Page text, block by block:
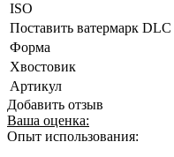
ISO
Поставить ватермарк DLC
Форма
Хвостовик
Артикул
Добавить отзыв
Ваша оценка:
Опыт использования: